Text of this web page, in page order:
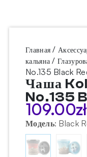
Главная /
кальяна /
No.135 Black
Чаша
No.135
109.00zł
Модель: Black